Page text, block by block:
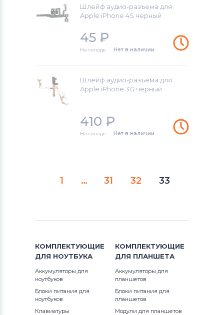
Шлейф аудио-разъема для
Apple iPhone 4S черный
45 ₽
На складе Нет в наличии
Шлейф аудио-разъема для
Apple iPhone 3G черный
410 ₽
На складе Нет в наличии
1 … 31 32 33
КОМПЛЕКТУЮЩИЕ
ДЛЯ НОУТБУКА
Аккумуляторы для
ноутбуков
Блоки питания для
ноутбуков
Клавиатуры
КОМПЛЕКТУЮЩИЕ
ДЛЯ ПЛАНШЕТА
Аккумуляторы для
планшетов
Блоки питания для
планшетов
Модули для планшетов